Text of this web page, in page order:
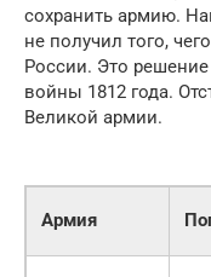
сохранить армию.
не получил того,
России. Это
войны 1812 года.
Великой армии.
Армия